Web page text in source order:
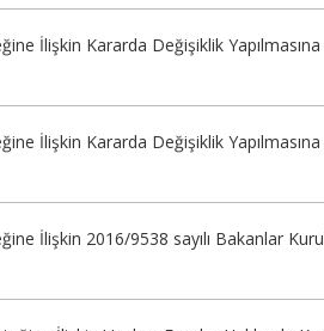
İlişkin Kararda Değişiklik
İlişkin Kararda Değişiklik
İlişkin 2016/9538 sayılı Bakanlar